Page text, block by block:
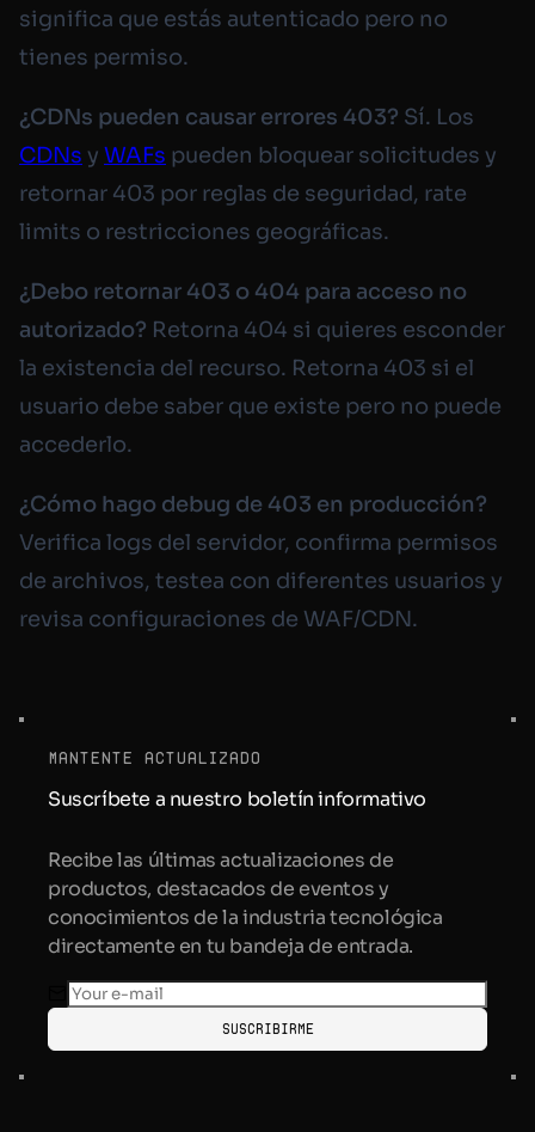
significa que estás autenticado pero no
tienes permiso.
¿CDNs pueden causar errores 403? Sí. Los
CDNs y WAFs pueden bloquear solicitudes y
retornar 403 por reglas de seguridad, rate
limits o restricciones geográficas.
¿Debo retornar 403 o 404 para acceso no
autorizado? Retorna 404 si quieres esconder
la existencia del recurso. Retorna 403 si el
usuario debe saber que existe pero no puede
accederlo.
¿Cómo hago debug de 403 en producción?
Verifica logs del servidor, confirma permisos
de archivos, testea con diferentes usuarios y
revisa configuraciones de WAF/CDN.
mantente actualizado
Suscríbete a nuestro boletín informativo
Recibe las últimas actualizaciones de
productos, destacados de eventos y
conocimientos de la industria tecnológica
directamente en tu bandeja de entrada.
Suscribirme